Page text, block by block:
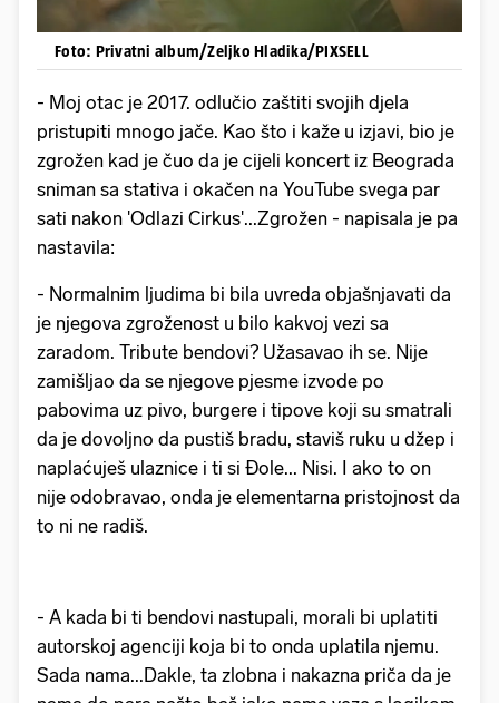
Foto: Privatni album/Zeljko Hladika/PIXSELL
- Moj otac je 2017. odlučio zaštiti svojih djela
pristupiti mnogo jače. Kao što i kaže u izjavi, bio je
zgrožen kad je čuo da je cijeli koncert iz Beograda
sniman sa stativa i okačen na YouTube svega par
sati nakon 'Odlazi Cirkus'...Zgrožen - napisala je pa
nastavila:
- Normalnim ljudima bi bila uvreda objašnjavati da
je njegova zgroženost u bilo kakvoj vezi sa
zaradom. Tribute bendovi? Užasavao ih se. Nije
zamišljao da se njegove pjesme izvode po
pabovima uz pivo, burgere i tipove koji su smatrali
da je dovoljno da pustiš bradu, staviš ruku u džep i
naplaćuješ ulaznice i ti si Đole... Nisi. I ako to on
nije odobravao, onda je elementarna pristojnost da
to ni ne radiš.
- A kada bi ti bendovi nastupali, morali bi uplatiti
autorskoj agenciji koja bi to onda uplatila njemu.
Sada nama...Dakle, ta zlobna i nakazna priča da je